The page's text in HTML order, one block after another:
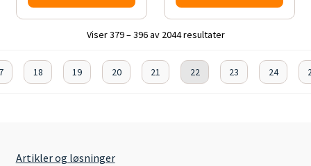
Viser 379 – 396 av 2044 resultater
18 19 20 21 22 23 24
Artikler og løsninger